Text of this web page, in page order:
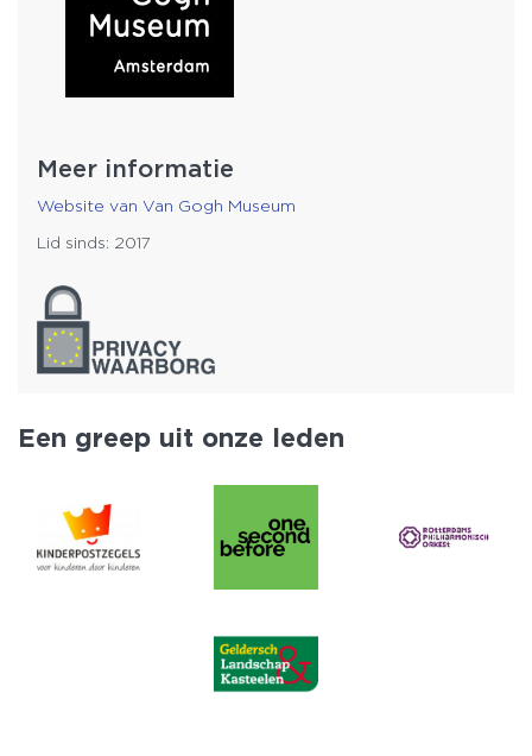
Meer informatie
Website van Van Gogh Museum
Lid sinds: 2017
Een greep uit onze leden